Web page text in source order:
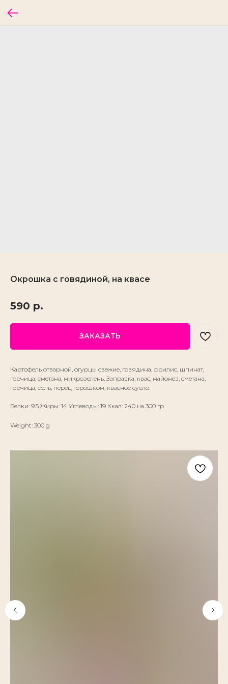
Окрошка с говядиной, на квасе
590 р.
ЗАКАЗАТЬ
Картофель отварной, огурцы свежие, говядина, фрилис, шпинат,
горчица, сметана, микрозелень. Заправка: квас, майонез, сметана,
горчица, соль, перец горошком, квасное сусло.
Белки: 9.5 Жиры: 14 Углеводы: 19 Ккал: 240 на 300 гр
Weight: 300 g